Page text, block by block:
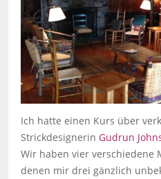
Ich hatte einen Kurs über
Strickdesignerin Gudrun
Wir haben vier verschiedene
denen mir drei gänzlich